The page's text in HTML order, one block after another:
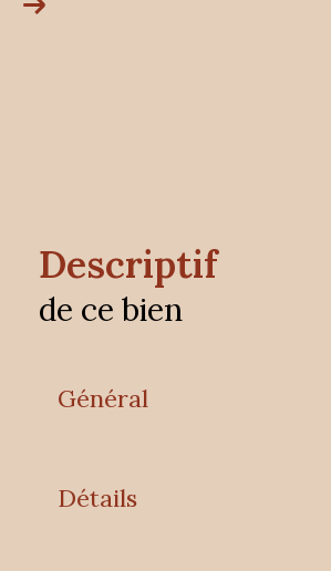
descriptif
de ce bien
Général
Détails